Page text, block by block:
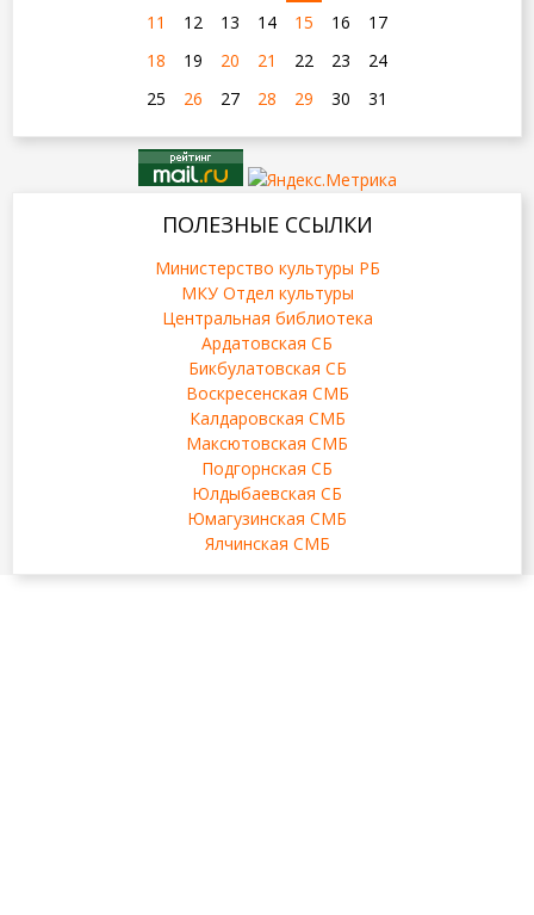
11 12 13 14 15 16
17
18
19 20 21 22 23
24
25
26 27 28 29 30 31
ПОЛЕЗНЫЕ ССЫЛКИ
Министерство культуры РБ
МКУ Отдел культуры
Центральная библиотека
Ардатовская СБ
Бикбулатовская СБ
Воскресенская СМБ
Калдаровская СМБ
Максютовская СМБ
Подгорнская СБ
Юлдыбаевская СБ
Юмагузинская СМБ
Ялчинская СМБ